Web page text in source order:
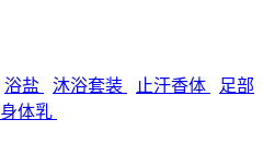
浴盐 沐浴套装 止汗香体
足部
身体乳